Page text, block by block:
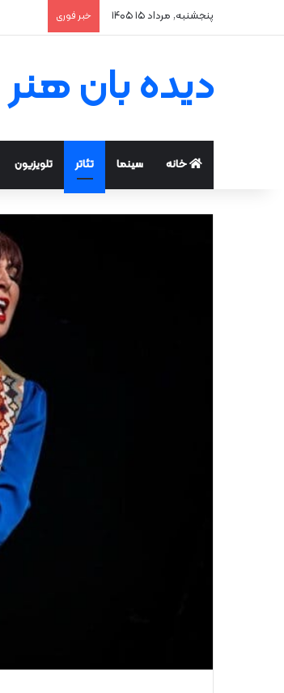
پنجشنبه, مرداد ۱۵ ۱۴۰۵ خبر فوری
دیده بان هنر
خانه سینما تئاتر تلویزیون